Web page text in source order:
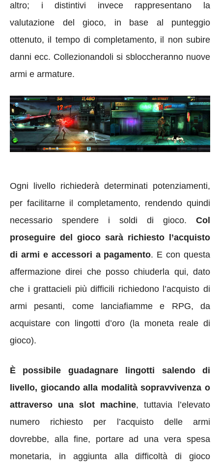
altro; i distintivi invece rappresentano la
valutazione del gioco, in base al punteggio
ottenuto, il tempo di completamento, il non subire
danni ecc. Collezionandoli si sbloccheranno nuove
armi e armature.
Ogni livello richiederà determinati potenziamenti,
per facilitarne il completamento, rendendo quindi
necessario spendere i soldi di gioco. Col
proseguire del gioco sarà richiesto l’acquisto
di armi e accessori a pagamento. E con questa
affermazione direi che posso chiuderla qui, dato
che i grattacieli più difficili richiedono l’acquisto di
armi pesanti, come lanciafiamme e RPG, da
acquistare con lingotti d’oro (la moneta reale di
gioco).
È possibile guadagnare lingotti salendo di
livello, giocando alla modalità sopravvivenza o
attraverso una slot machine, tuttavia l’elevato
numero richiesto per l’acquisto delle armi
dovrebbe, alla fine, portare ad una vera spesa
monetaria, in aggiunta alla difficoltà di gioco